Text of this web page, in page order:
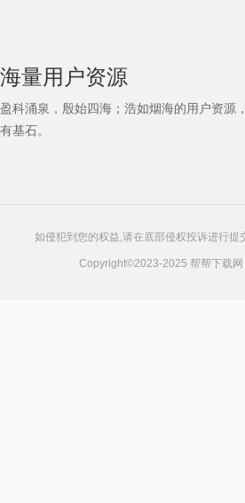
海量用户资源
盈科涌泉，殷始四海；浩如烟海的用户资源
有基石。
如侵犯到您的权益,请在底部侵权投诉进行
Copyright©2023-2025 帮帮下载网